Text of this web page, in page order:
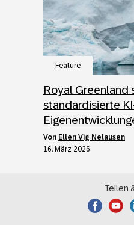
Feature
Royal Greenland
standardisierte
von Ellen Vig Nelausen
16. März 2026
Teilen